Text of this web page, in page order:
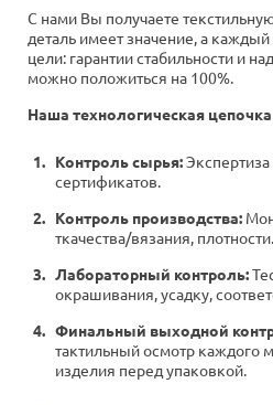
С нами Вы получаете
деталь имеет значение, а
цели: гарантии стабильности и
можно положиться на 100%.
Наша технологическая цепочка
Контроль сырья:
сертификатов.
Контроль производства:
ткачества/вязания, плотности.
Лабораторный контроль:
окрашивания, усадку,
Финальный выходной
тактильный осмотр каждого
изделия перед упаковкой.